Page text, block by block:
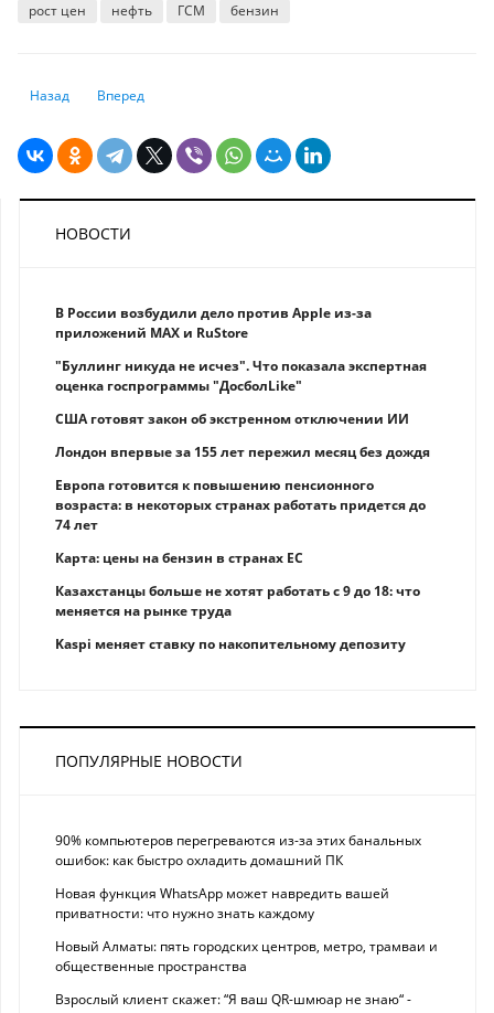
рост цен нефть ГСМ бензин
Предыдущий: Всемирный банк: экономика Казахстана будет
Назад Следующий: Лучший банк для работы в 2023 году
Вперед
НОВОСТИ
В России возбудили дело против Apple из-за
приложений MAX и RuStore
"Буллинг никуда не исчез". Что показала экспертная
оценка госпрограммы "ДосболLike"
США готовят закон об экстренном отключении ИИ
Лондон впервые за 155 лет пережил месяц без дождя
Европа готовится к повышению пенсионного
возраста: в некоторых странах работать придется до
74 лет
Карта: цены на бензин в странах ЕС
Казахстанцы больше не хотят работать с 9 до 18: что
меняется на рынке труда
Kaspi меняет ставку по накопительному депозиту
ПОПУЛЯРНЫЕ НОВОСТИ
90% компьютеров перегреваются из-за этих банальных
ошибок: как быстро охладить домашний ПК
Новая функция WhatsApp может навредить вашей
приватности: что нужно знать каждому
Новый Алматы: пять городских центров, метро, трамваи и
общественные пространства
Взрослый клиент скажет: “Я ваш QR-шмюар не знаю“ -